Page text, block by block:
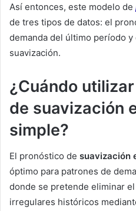
Así entonces, este modelo de
de tres tipos de datos: el
demanda del último período
suavización.
¿Cuándo
de suavización
simple?
El pronóstico de suavización
óptimo para patrones de
donde se pretende eliminar
irregulares históricos